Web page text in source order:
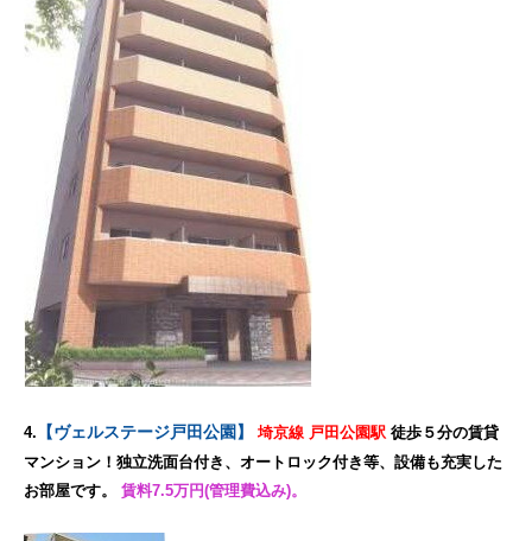
4. 【ヴェルステージ戸田公園】 埼京線 戸田公園駅 徒歩５分の賃貸
マンション！独立洗面台付き、オートロック付き等、設備も充実した
お部屋です。
賃料7.5万円(管理費込み)。